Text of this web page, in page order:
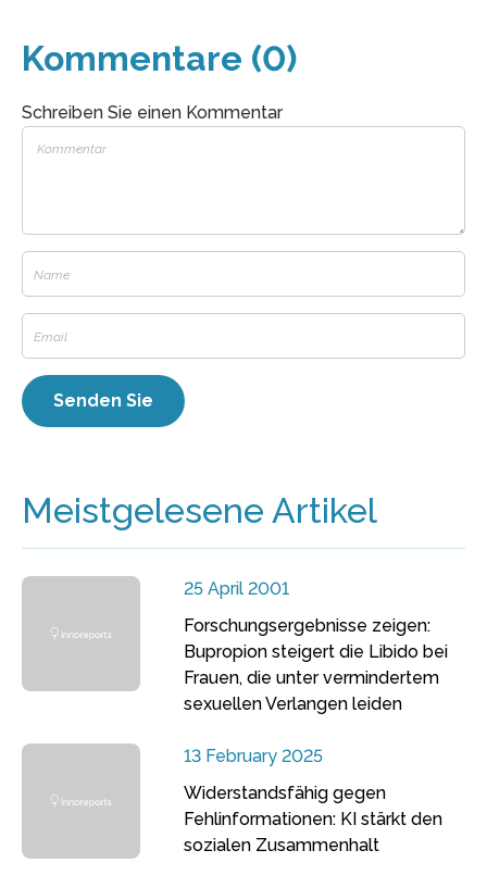
Kommentare (0)
Schreiben Sie einen Kommentar
Meistgelesene Artikel
25 April 2001
Forschungsergebnisse zeigen:
Bupropion steigert die Libido bei
Frauen, die unter vermindertem
sexuellen Verlangen leiden
13 February 2025
Widerstandsfähig gegen
Fehlinformationen: KI stärkt den
sozialen Zusammenhalt